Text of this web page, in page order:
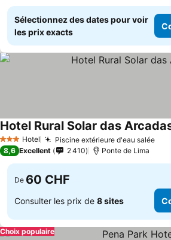
Sélectionnez des dates pour voir
les prix exacts
3 ÉtoilesHotel Piscine extérieure d'eau salée
Hotel Rural Solar das
8,6 Excellent 2 410 Ponte de Lima
De 60 CHF
Consulter les prix de 8 sites
Choix populaire